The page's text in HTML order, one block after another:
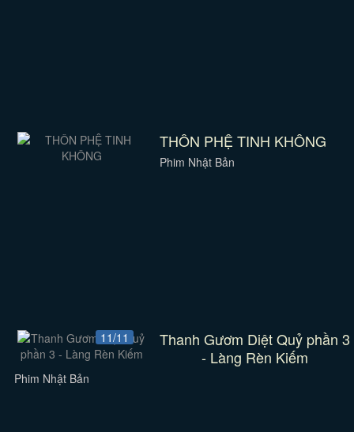
THÔN PHỆ TINH KHÔNG
Phim Nhật Bản
11/11
Thanh Gươm Diệt Quỷ phần 3
- Làng Rèn Kiếm
Phim Nhật Bản